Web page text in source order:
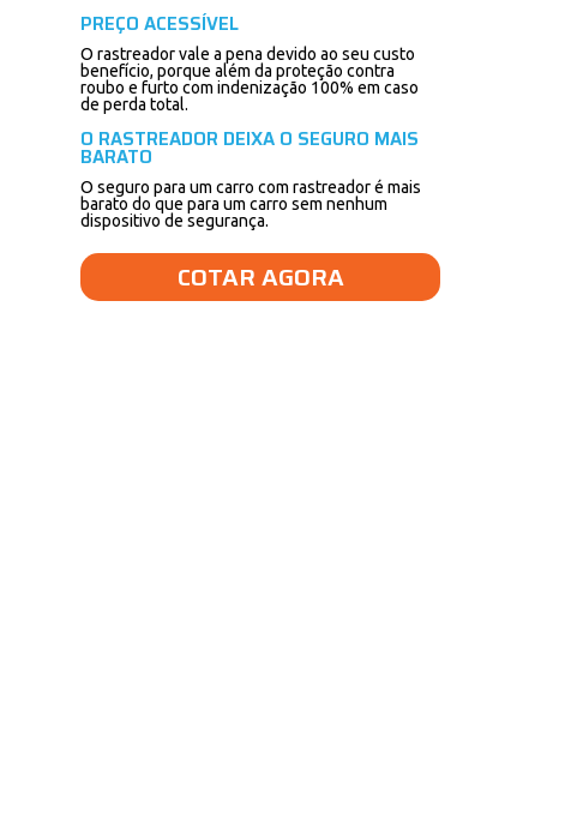
PREÇO ACESSÍVEL
O rastreador vale a pena devido ao seu custo
benefício, porque além da proteção contra
roubo e furto com indenização 100% em caso
de perda total.
O RASTREADOR DEIXA O SEGURO MAIS
BARATO
O seguro para um carro com rastreador é mais
barato do que para um carro sem nenhum
dispositivo de segurança.
COTAR AGORA